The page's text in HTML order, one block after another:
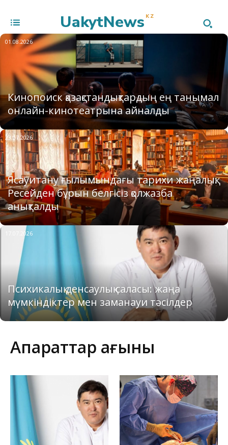
UakytNews KZ
Кинопоиск қазақстандықтардың ең танымал
онлайн-кинотеатрына айналды
01.08.2026
Ясауитану ғылымындағы тарихи жаңалық:
Ресейден бұрын белгісіз қолжазба
анықталды
23.07.2026
Психикалық денсаулық саласы: жаңа
мүмкіндіктер мен заманауи тәсілдер
17.07.2026
Ақпараттар ағыны